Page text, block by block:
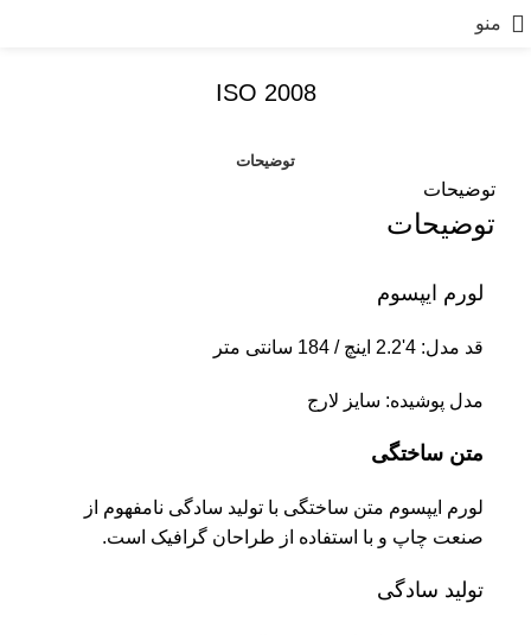
منو
ISO 2008
توضیحات
توضیحات
توضیحات
لورم ایپسوم
قد مدل: 4'2.2 اینچ / 184 سانتی متر
مدل پوشیده: سایز لارج
متن ساختگی
لورم ایپسوم متن ساختگی با تولید سادگی نامفهوم از
صنعت چاپ و با استفاده از طراحان گرافیک است.
تولید سادگی